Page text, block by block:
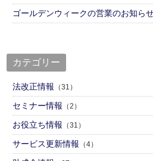
ゴールデンウィークの営業のお知ら
カテゴリー
法改正情報 （31）
セミナー情報 （2）
お役立ち情報 （31）
サービス更新情報 （4）